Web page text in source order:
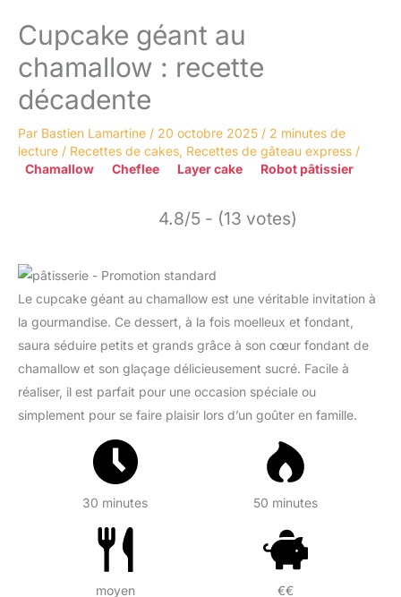
Cupcake géant au
chamallow : recette
décadente
Par Bastien Lamartine / 20 octobre 2025 / 2 minutes de
lecture / Recettes de cakes, Recettes de gâteau express /
Chamallow
Cheflee Layer cake Robot pâtissier
4.8/5 - (13 votes)
Le cupcake géant au chamallow est une véritable invitation à
la gourmandise. Ce dessert, à la fois moelleux et fondant,
saura séduire petits et grands grâce à son cœur fondant de
chamallow et son glaçage délicieusement sucré. Facile à
réaliser, il est parfait pour une occasion spéciale ou
simplement pour se faire plaisir lors d’un goûter en famille.
30 minutes 50 minutes
moyen €€